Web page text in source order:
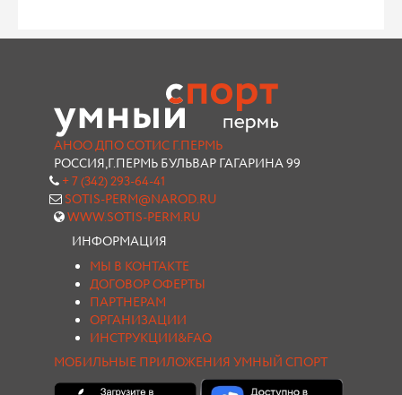
АНОО ДПО СОТИС Г.ПЕРМЬ
РОССИЯ,Г.ПЕРМЬ БУЛЬВАР ГАГАРИНА 99
+ 7 (342) 293-64-41
SOTIS-PERM@NAROD.RU
WWW.SOTIS-PERM.RU
ИНФОРМАЦИЯ
МЫ В КОНТАКТЕ
ДОГОВОР ОФЕРТЫ
ПАРТНЕРАМ
ОРГАНИЗАЦИИ
ИНСТРУКЦИИ&FAQ
МОБИЛЬНЫЕ ПРИЛОЖЕНИЯ УМНЫЙ СПОРТ